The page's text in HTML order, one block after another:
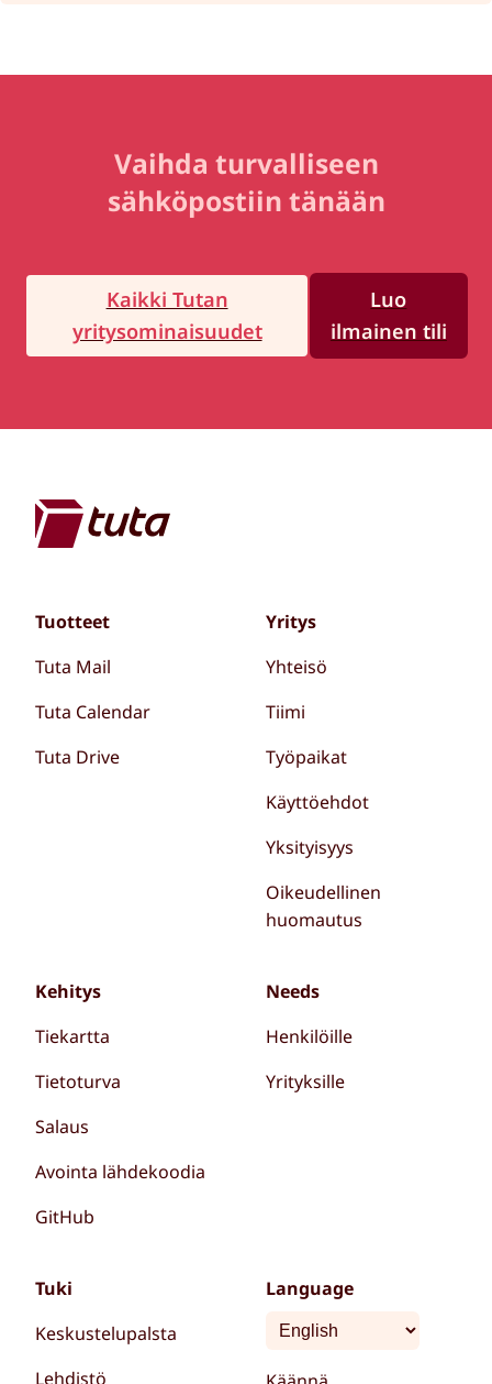
Vaihda turvalliseen
sähköpostiin tänään
Kaikki Tutan
yritysominaisuudet
Luo
ilmainen tili
Tuotteet
Tuta Mail
Tuta Calendar
Tuta Drive
Yritys
Yhteisö
Tiimi
Työpaikat
Käyttöehdot
Yksityisyys
Oikeudellinen
huomautus
Kehitys
Tiekartta
Tietoturva
Salaus
Avointa lähdekoodia
GitHub
Needs
Henkilöille
Yrityksille
Tuki
Keskustelupalsta
Lehdistö
Language